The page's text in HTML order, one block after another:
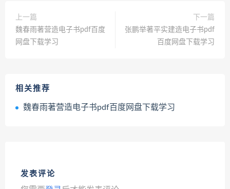
上一篇
魏春雨著营造电子书pdf百度
网盘下载学习
下一篇
张鹏举著平实建造电子书pdf
百度网盘下载学习
相关推荐
魏春雨著营造电子书pdf百度网盘下载学习
发表评论